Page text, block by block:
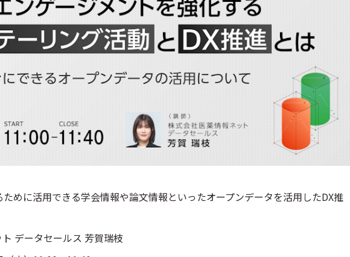
めに活用できる学会情報や論文情報といったオープンデータを活用したDX推
ト データセールス 芳賀瑞枝